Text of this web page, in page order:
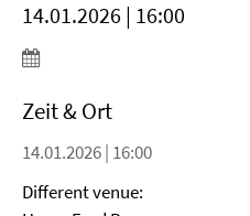
14.01.2026 | 16:00
Zeit & Ort
14.01.2026 | 16:00
Different venue: